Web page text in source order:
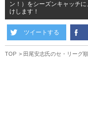
ン！）をシーズンキャッチ
けします！
ツイートする
TOP 田尾安志氏のセ・リーグ